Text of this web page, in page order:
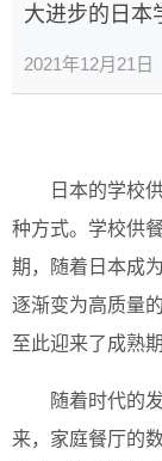
大进步的日本
2021年12月21日
日本的学校
种方式。学校供
期，随着日本成
逐渐变为高质量
至此迎来了成熟期
随着时代的
来，家庭餐厅的